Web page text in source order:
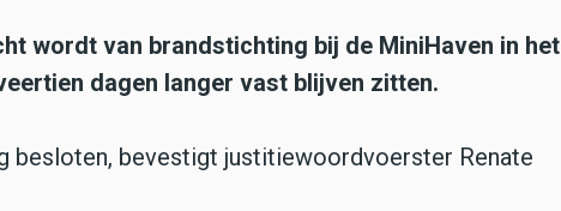
wordt van brandstichting bij de MiniHaven in het
dagen langer vast blijven zitten.
besloten, bevestigt justitiewoordvoerster Renate